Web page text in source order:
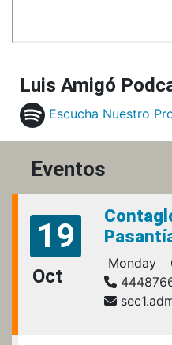
Luis Amigó
Escucha Nuestro
Eventos
19
Oct
Monday